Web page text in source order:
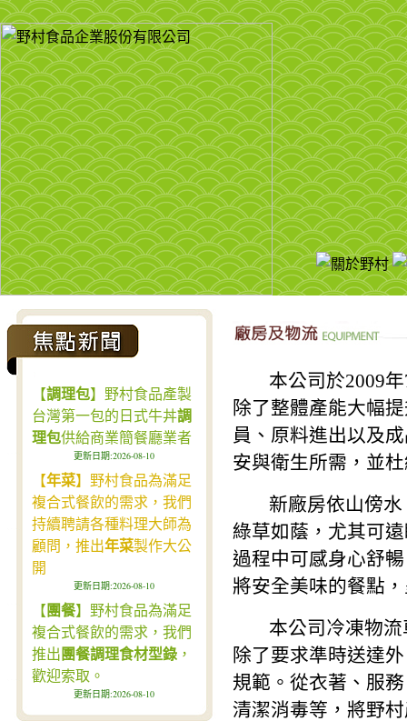
【調理包】野村食品產製
台灣第一包的日式牛丼調
理包供給商業簡餐廳業者
更新日期:2026-08-10
【年菜】野村食品為滿足
複合式餐飲的需求，我們
持續聘請各種料理大師為
顧問，推出年菜製作大公
開
更新日期:2026-08-10
【 團餐】野村食品為滿足
複合式餐飲的需求，我們
推出 團餐調理食材型錄 ，
歡迎索取。
更新日期:2026-08-10
本公司於2009年7
除了整體產能大幅
員、原料進出以及
安與衛生所需，並
新廠房依山傍水
綠草如蔭，尤其可
過程中可感身心舒
將安全美味的餐點
本公司冷凍物流
除了要求準時送達
規範。從衣著、服
清潔消毒等，將野